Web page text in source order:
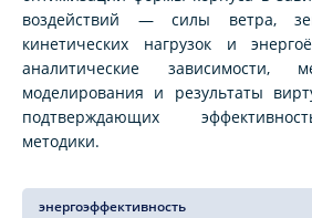
воздействий — силы ветра,
кинетических нагрузок и
аналитические зависимости,
моделирования и результаты
подтверждающих
методики.
энергоэффективность